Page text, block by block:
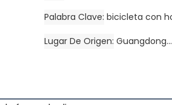
Palabra Clave bicicleta con
Lugar De Origen